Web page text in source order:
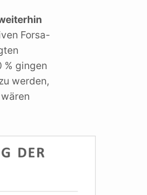
Forsa-
% gingen
werden,